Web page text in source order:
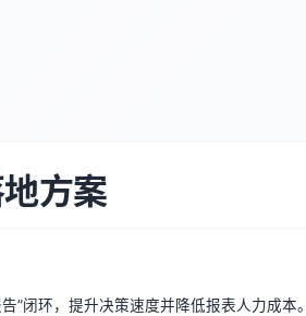
方案
”闭环，提升决策速度并降低报表人力成本。